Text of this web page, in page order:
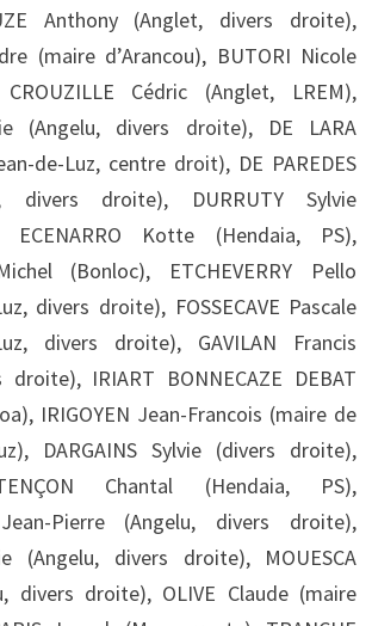
Anthony (Anglet, divers droite),
(maire d’Arancou), BUTORI Nicole
Cédric (Anglet, LREM),
(Angelu, divers droite), DE LARA
de-Luz, centre droit), DE PAREDES
divers droite), DURRUTY Sylvie
ECENARRO Kotte (Hendaia, PS),
(Bonloc), ETCHEVERRY Pello
divers droite), FOSSECAVE Pascale
divers droite), GAVILAN Francis
droite), IRIART BONNECAZE DEBAT
IRIGOYEN Jean-Francois (maire de
DARGAINS Sylvie (divers droite),
Chantal (Hendaia, PS),
Jean-Pierre (Angelu, divers droite),
(Angelu, divers droite), MOUESCA
divers droite), OLIVE Claude (maire